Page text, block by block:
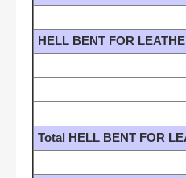
HELL BENT FOR
Total HELL BENT FOR